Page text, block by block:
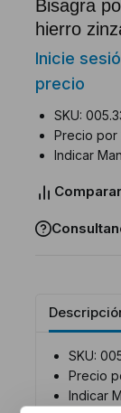
Bisagra
hierro
Inicie
precio
SKU:
Precio por
Indicar
Comparar
SKU:
Precio
Indicar